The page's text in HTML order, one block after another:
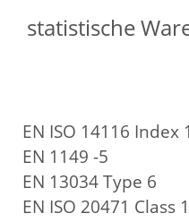
statistische
EN ISO 14116 Index
EN 1149 -5
EN 13034 Type 6
EN ISO 20471 Class